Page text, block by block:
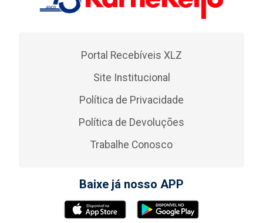
Portal Recebíveis XLZ
Site Institucional
Política de Privacidade
Política de Devoluções
Trabalhe Conosco
Baixe já nosso APP